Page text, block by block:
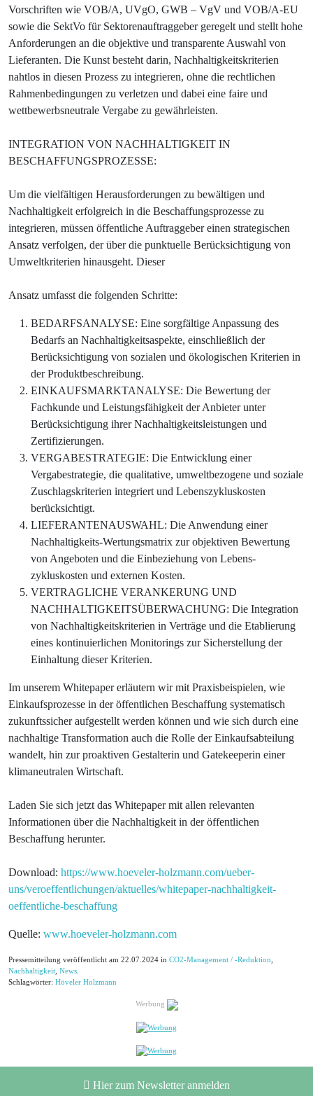
Vorschriften wie VOB/A, UVgO, GWB – VgV und VOB/A-EU
sowie die SektVo für Sektorenauftraggeber geregelt und stellt hohe
Anforderungen an die objektive und transparente Auswahl von
Lieferanten. Die Kunst besteht darin, Nachhaltigkeitskriterien
nahtlos in diesen Prozess zu integrieren, ohne die rechtlichen
Rahmenbedingungen zu verletzen und dabei eine faire und
wettbewerbsneutrale Vergabe zu gewährleisten.
INTEGRATION VON NACHHALTIGKEIT IN
BESCHAFFUNGSPROZESSE:
Um die vielfältigen Herausforderungen zu bewältigen und
Nachhaltigkeit erfolgreich in die Beschaffungsprozesse zu
integrieren, müssen öffentliche Auftraggeber einen strategischen
Ansatz verfolgen, der über die punktuelle Berücksichtigung von
Umweltkriterien hinausgeht. Dieser
Ansatz umfasst die folgenden Schritte:
BEDARFSANALYSE: Eine sorgfältige Anpassung des
Bedarfs an Nachhaltigkeitsaspekte, einschließlich der
Berücksichtigung von sozialen und ökologischen Kriterien in
der Produktbeschreibung.
EINKAUFSMARKTANALYSE: Die Bewertung der
Fachkunde und Leistungsfähigkeit der Anbieter unter
Berücksichtigung ihrer Nachhaltigkeitsleistungen und
Zertifizierungen.
VERGABESTRATEGIE: Die Entwicklung einer
Vergabestrategie, die qualitative, umweltbezogene und soziale
Zuschlagskriterien integriert und Lebenszykluskosten
berücksichtigt.
LIEFERANTENAUSWAHL: Die Anwendung einer
Nachhaltigkeits-Wertungsmatrix zur objektiven Bewertung
von Angeboten und die Einbeziehung von Lebens-
zykluskosten und externen Kosten.
VERTRAGLICHE VERANKERUNG UND
NACHHALTIGKEITSÜBERWACHUNG: Die Integration
von Nachhaltigkeitskriterien in Verträge und die Etablierung
eines kontinuierlichen Monitorings zur Sicherstellung der
Einhaltung dieser Kriterien.
Im unserem Whitepaper erläutern wir mit Praxisbeispielen, wie
Einkaufsprozesse in der öffentlichen Beschaffung systematisch
zukunftssicher aufgestellt werden können und wie sich durch eine
nachhaltige Transformation auch die Rolle der Einkaufsabteilung
wandelt, hin zur proaktiven Gestalterin und Gatekeeperin einer
klimaneutralen Wirtschaft.
Laden Sie sich jetzt das Whitepaper mit allen relevanten
Informationen über die Nachhaltigkeit in der öffentlichen
Beschaffung herunter.
Download: https://www.hoeveler-holzmann.com/ueber-
uns/veroeffentlichungen/aktuelles/whitepaper-nachhaltigkeit-
oeffentliche-beschaffung
Quelle: www.hoeveler-holzmann.com
Pressemitteilung veröffentlicht am 22.07.2024 in CO2-Management / -Reduktion,
Nachhaltigkeit, News.
Schlagwörter: Höveler Holzmann
Werbung
Hier zum Newsletter anmelden